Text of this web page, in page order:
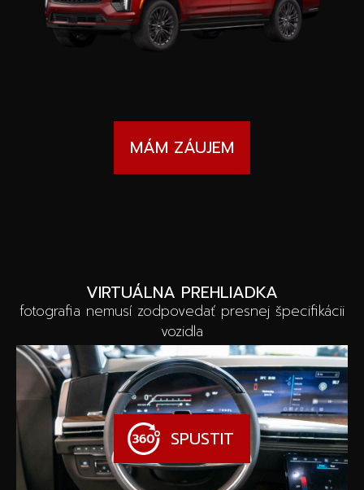
MÁM ZÁUJEM
VIRTUÁLNA PREHLIADKA
fotografia nemusí zodpovedať presnej špecifikácii
vozidla
SPUSTIT